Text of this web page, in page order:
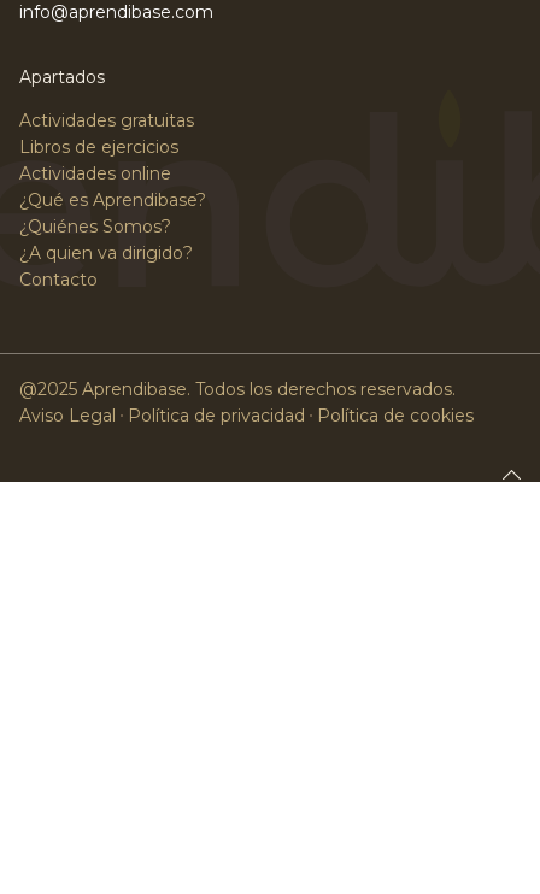
info@aprendibase.com
Apartados
Actividades gratuitas
Libros de ejercicios
Actividades online
¿Qué es Aprendibase?
¿Quiénes Somos?
¿A quien va dirigido?
Contacto
@2025 Aprendibase. Todos los derechos reservados.
Aviso Legal
Política de privacidad Política de cookies